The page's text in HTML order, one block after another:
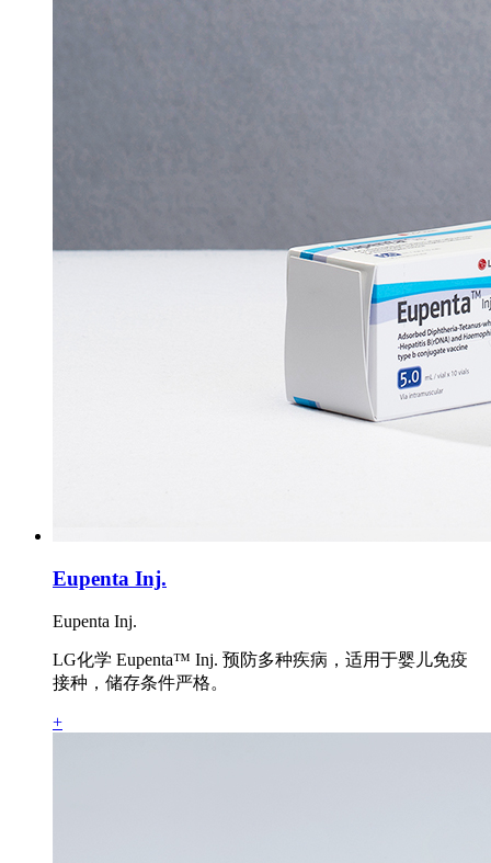
Eupenta Inj.
Eupenta Inj.
LG化学 Eupenta™ Inj. 预防多种疾病，适用于婴儿免疫
接种，储存条件严格。
+